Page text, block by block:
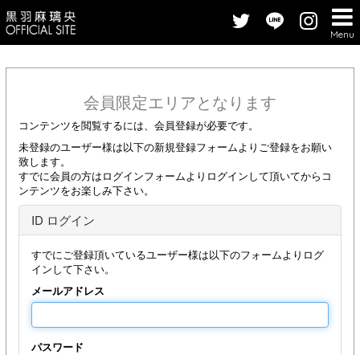
Menu
会員限定エリアとなります
コンテンツを閲覧するには、会員登録が必要です。
未登録のユーザー様は以下の新規登録フォームよりご登録をお願い
致します。
すでに会員の方はログインフォームよりログインして頂いてからコ
ンテンツをお楽しみ下さい。
ID ログイン
すでにご登録頂いているユーザー様は以下のフォームよりログ
インして下さい。
メールアドレス
パスワード